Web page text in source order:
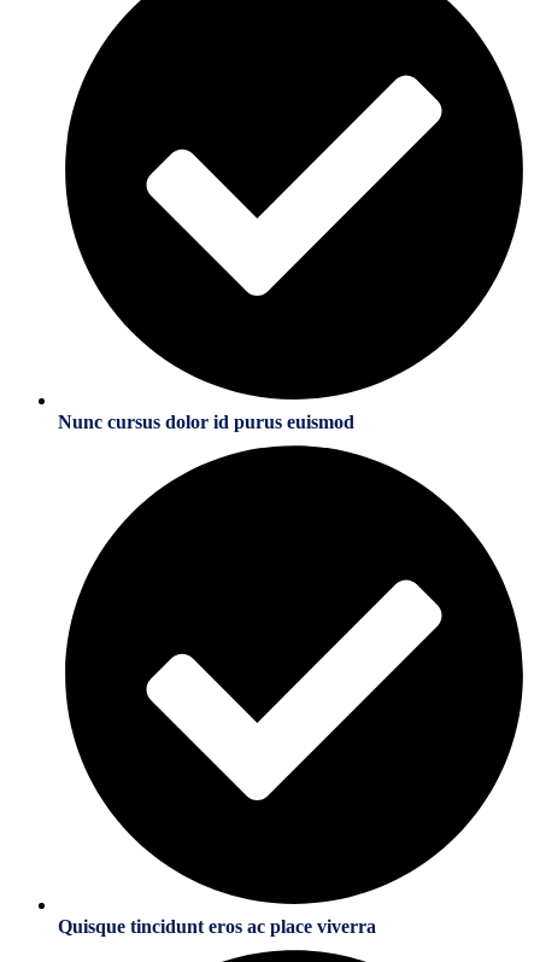
Nunc cursus dolor id purus euismod
Quisque tincidunt eros ac place viverra